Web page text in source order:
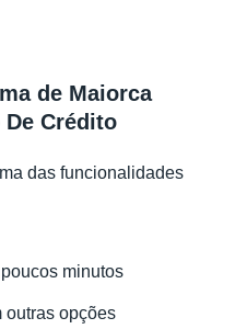
de Maiorca
Crédito
das funcionalidades
minutos
outras opções